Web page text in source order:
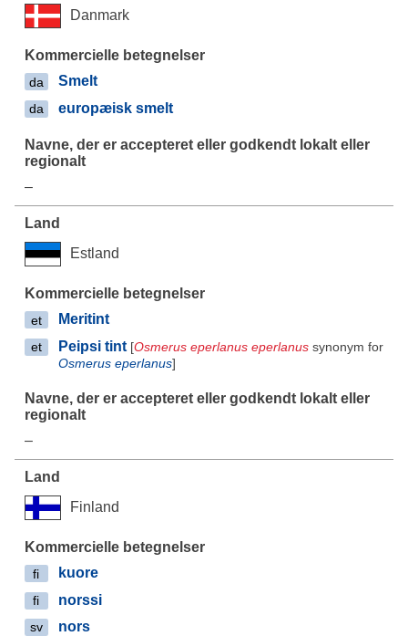
Danmark
da Smelt
da europæisk smelt
–
Estland
et Meritint
et Peipsi tint[Osmerus eperlanus eperlanussynonym for
Osmerus eperlanus]
–
Finland
fi kuore
fi norssi
sv nors